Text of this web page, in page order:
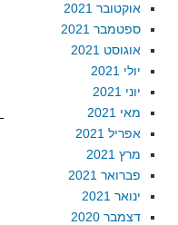
אוקטובר 2021
ספטמבר 2021
אוגוסט 2021
יולי 2021
יוני 2021
מאי 2021
אפריל 2021
מרץ 2021
פברואר 2021
ינואר 2021
דצמבר 2020